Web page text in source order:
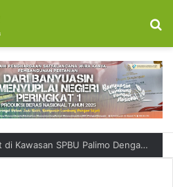
Seven Days Buka Outlet di Kawasan SPBU Palimo Dengan Konsep One Stop Hangout Destination